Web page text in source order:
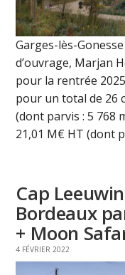
Garges-lès-
d’ouvrage, Marjan
pour la rentrée
pour un total de 26
(dont parvis : 5 768
21,01 M€ HT (dont
Cap
Bordeaux
+ Moon
4 FÉVRIER 2022